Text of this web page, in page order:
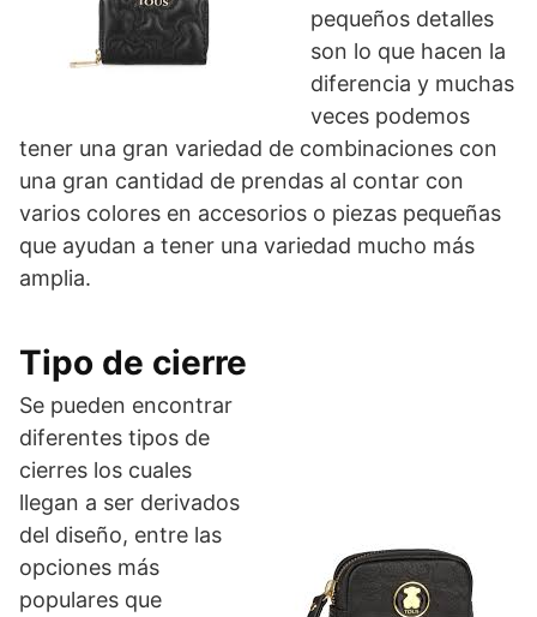
pequeños detalles
son lo que hacen la
diferencia y muchas
veces podemos
tener una gran variedad de combinaciones con
una gran cantidad de prendas al contar con
varios colores en accesorios o piezas pequeñas
que ayudan a tener una variedad mucho más
amplia.
Tipo de cierre
Se pueden encontrar
diferentes tipos de
cierres los cuales
llegan a ser derivados
del diseño, entre las
opciones más
populares que